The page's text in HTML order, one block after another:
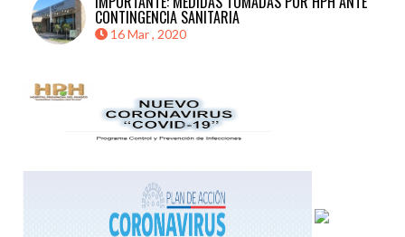
CONTINGENCIA SANITARIA
16 Mar , 2020